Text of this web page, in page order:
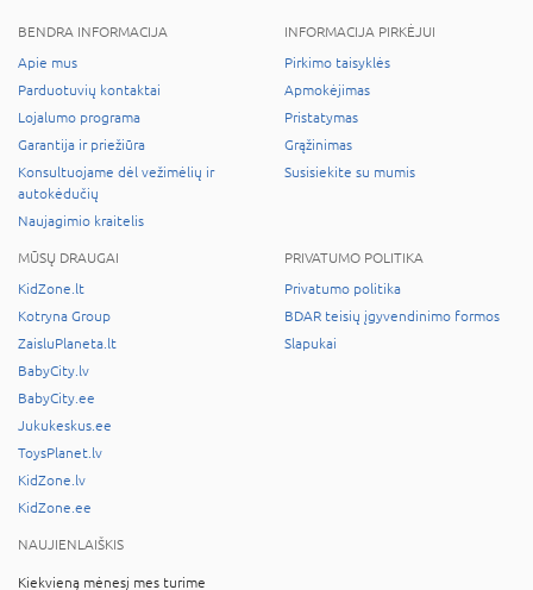
BENDRA INFORMACIJA
Apie mus
Parduotuvių kontaktai
Lojalumo programa
Garantija ir priežiūra
Konsultuojame dėl vežimėlių ir
autokėdučių
Naujagimio kraitelis
INFORMACIJA PIRKĖJUI
Pirkimo taisyklės
Apmokėjimas
Pristatymas
Grąžinimas
Susisiekite su mumis
MŪSŲ DRAUGAI
KidZone.lt
Kotryna Group
ZaisluPlaneta.lt
BabyCity.lv
BabyCity.ee
Jukukeskus.ee
ToysPlanet.lv
KidZone.lv
KidZone.ee
PRIVATUMO POLITIKA
Privatumo politika
BDAR teisių įgyvendinimo formos
Slapukai
NAUJIENLAIŠKIS
Kiekvieną mėnesį mes turime